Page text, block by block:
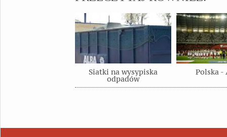
Siatki na wysypiska
odpadów
Polska -